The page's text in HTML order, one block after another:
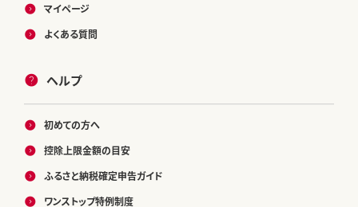
マイページ
よくある質問
ヘルプ
初めての方へ
控除上限金額の目安
ふるさと納税確定申告ガイド
ワンストップ特例制度